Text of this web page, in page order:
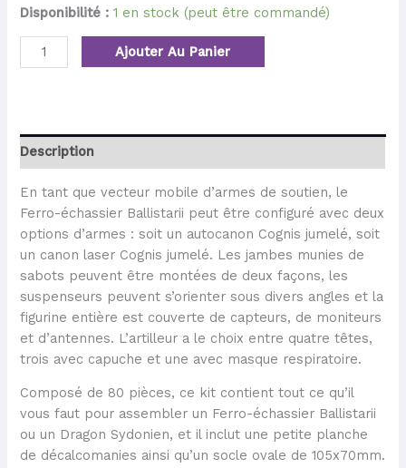
Disponibilité : 1 en stock (peut être commandé)
Ajouter Au Panier
Description
En tant que vecteur mobile d’armes de soutien, le
Ferro-échassier Ballistarii peut être configuré avec deux
options d’armes : soit un autocanon Cognis jumelé, soit
un canon laser Cognis jumelé. Les jambes munies de
sabots peuvent être montées de deux façons, les
suspenseurs peuvent s’orienter sous divers angles et la
figurine entière est couverte de capteurs, de moniteurs
et d’antennes. L’artilleur a le choix entre quatre têtes,
trois avec capuche et une avec masque respiratoire.
Composé de 80 pièces, ce kit contient tout ce qu’il
vous faut pour assembler un Ferro-échassier Ballistarii
ou un Dragon Sydonien, et il inclut une petite planche
de décalcomanies ainsi qu’un socle ovale de 105x70mm.